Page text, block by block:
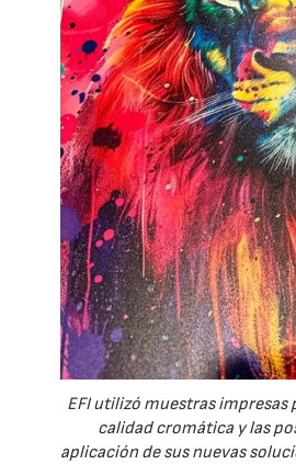
EFI utilizó muestras impresas
calidad cromática y las
aplicación de sus nuevas